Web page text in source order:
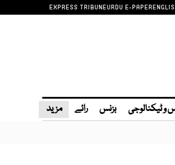
EXPRESS TRIBUNEURDU E-PAPER
و ٹیکنالوجی بزنس رائے مزید